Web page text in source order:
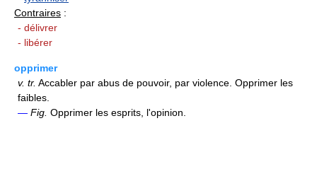
Contraires :
- délivrer
- libérer
opprimer
v. tr. Accabler par abus de pouvoir, par violence. Opprimer les
faibles.
— Fig. Opprimer les esprits, l'opinion.